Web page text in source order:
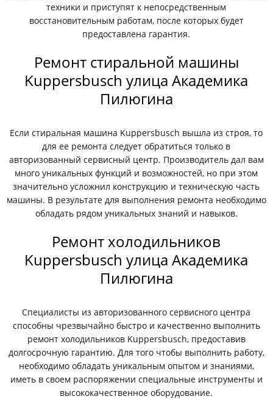
техники и приступят к непосредственным
восстановительным работам, после которых будет
предоставлена гарантия.
Ремонт стиральной машины
Kuppersbusch улица Академика
Пилюгина
Если стиральная машина Kuppersbusch вышла из строя, то
для ее ремонта следует обратиться только в
авторизованный сервисный центр. Производитель дал вам
много уникальных функций и возможностей, но при этом
значительно усложнил конструкцию и техническую часть
машины. В результате для выполнения ремонта необходимо
обладать рядом уникальных знаний и навыков.
Ремонт холодильников
Kuppersbusch улица Академика
Пилюгина
Специалисты из авторизованного сервисного центра
способны чрезвычайно быстро и качественно выполнить
ремонт холодильников Kuppersbusch, предоставив
долгосрочную гарантию. Для того чтобы выполнить работу,
необходимо обладать уникальным опытом и знаниями,
иметь в своем распоряжении специальные инструменты и
высококачественное оборудование.